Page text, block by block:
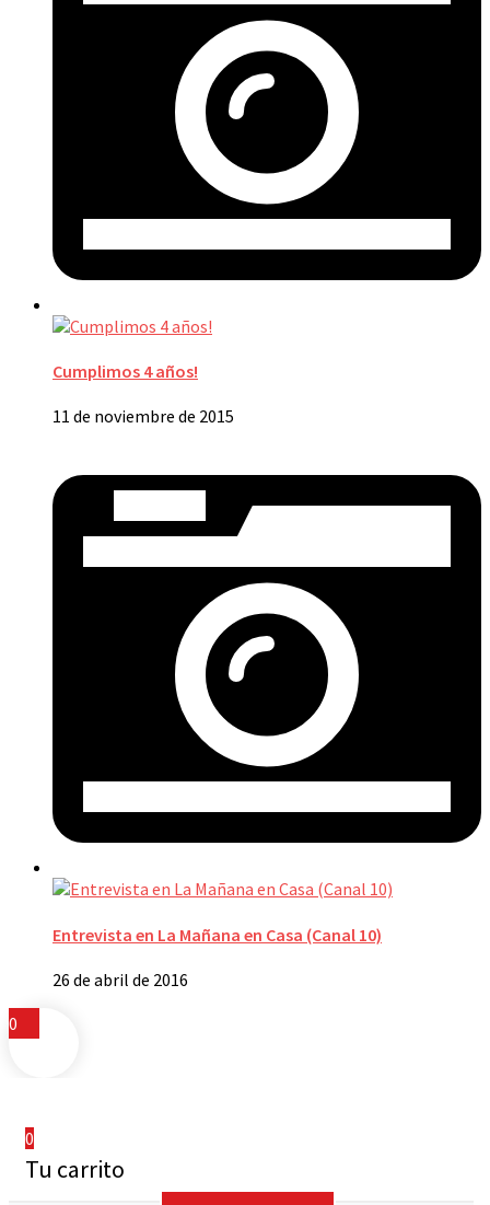
Cumplimos 4 años!
11 de noviembre de 2015
Entrevista en La Mañana en Casa (Canal 10)
26 de abril de 2016
0
0
Tu carrito